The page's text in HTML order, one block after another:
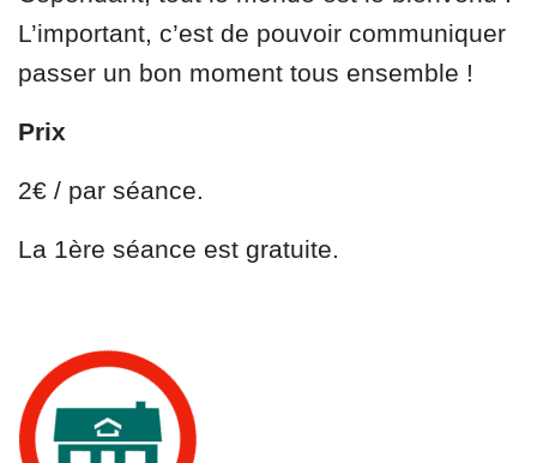
L’important, c’est de pouvoir communiquer
passer un bon moment tous ensemble !
Prix
2€ / par séance.
La 1ère séance est gratuite.